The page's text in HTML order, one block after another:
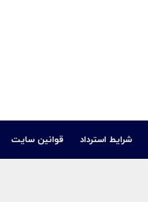
شرایط استرداد قوانین سایت